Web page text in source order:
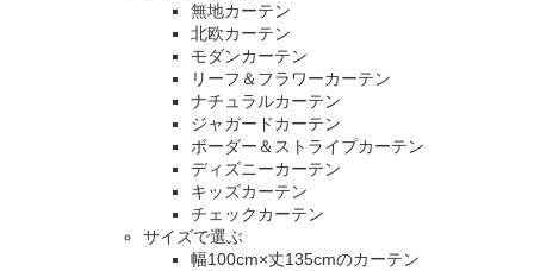
無地カーテン
北欧カーテン
モダンカーテン
リーフ＆フラワーカーテン
ナチュラルカーテン
ジャガードカーテン
ボーダー＆ストライプカーテン
ディズニーカーテン
キッズカーテン
チェックカーテン
サイズで選ぶ
幅100cm×丈135cmのカーテン